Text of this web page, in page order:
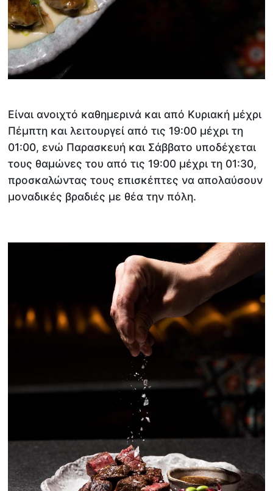
Είναι ανοιχτό καθημερινά και από Κυριακή μέχρι
Πέμπτη και λειτουργεί από τις 19:00 μέχρι τη
01:00, ενώ Παρασκευή και Σάββατο υποδέχεται
τους θαμώνες του από τις 19:00 μέχρι τη 01:30,
προσκαλώντας τους επισκέπτες να απολαύσουν
μοναδικές βραδιές με θέα την πόλη.